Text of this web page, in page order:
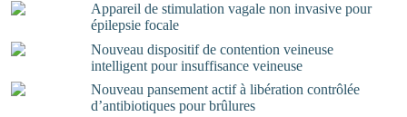
Appareil de stimulation vagale non invasive pour
épilepsie focale
Nouveau dispositif de contention veineuse
intelligent pour insuffisance veineuse
Nouveau pansement actif à libération contrôlée
d’antibiotiques pour brûlures